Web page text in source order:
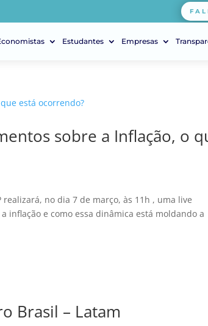
Estudantes Empresas
sobre a Inflação, o
no dia 7 de março, às 11h , uma live
inflação e como essa dinâmica está moldando a
Brasil – Latam